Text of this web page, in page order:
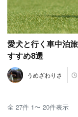
愛犬と行く車中泊
すすめ8選
うめざわりさ
全 27件 1〜 20件表示